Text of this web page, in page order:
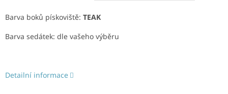
Barva boků pískoviště: TEAK
Barva sedátek: dle vašeho výběru
Detailní informace